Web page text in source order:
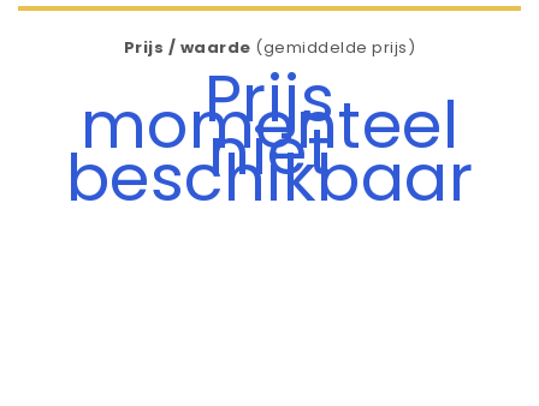
Prijs / waarde (gemiddelde prijs)
Prijs
momenteel
niet
beschikbaar